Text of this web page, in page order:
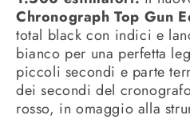
Chronograph Top Gun
total black con indici e
bianco per una perfetta
piccoli secondi e parte
dei secondi del
rosso, in omaggio alla